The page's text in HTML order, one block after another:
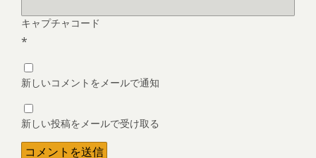
キャプチャコード
*
新しいコメントをメールで通知
新しい投稿をメールで受け取る